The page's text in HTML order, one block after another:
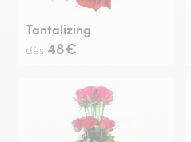
Tantalizing
dès 48€